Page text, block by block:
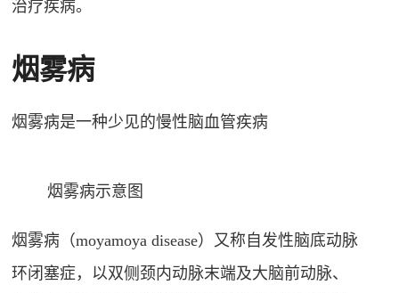
治疗疾病。
烟雾病
烟雾病是一种少见的慢性脑血管疾病
烟雾病示意图
烟雾病（moyamoya disease）又称自发性脑底动脉
环闭塞症，以双侧颈内动脉末端及大脑前动脉、